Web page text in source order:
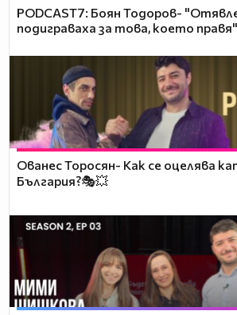
PODCAST7: ‪Боян Тодоров-
подиграваха за това, което правя"
Ованес Торосян- Как се оцелява
България?🎭💥